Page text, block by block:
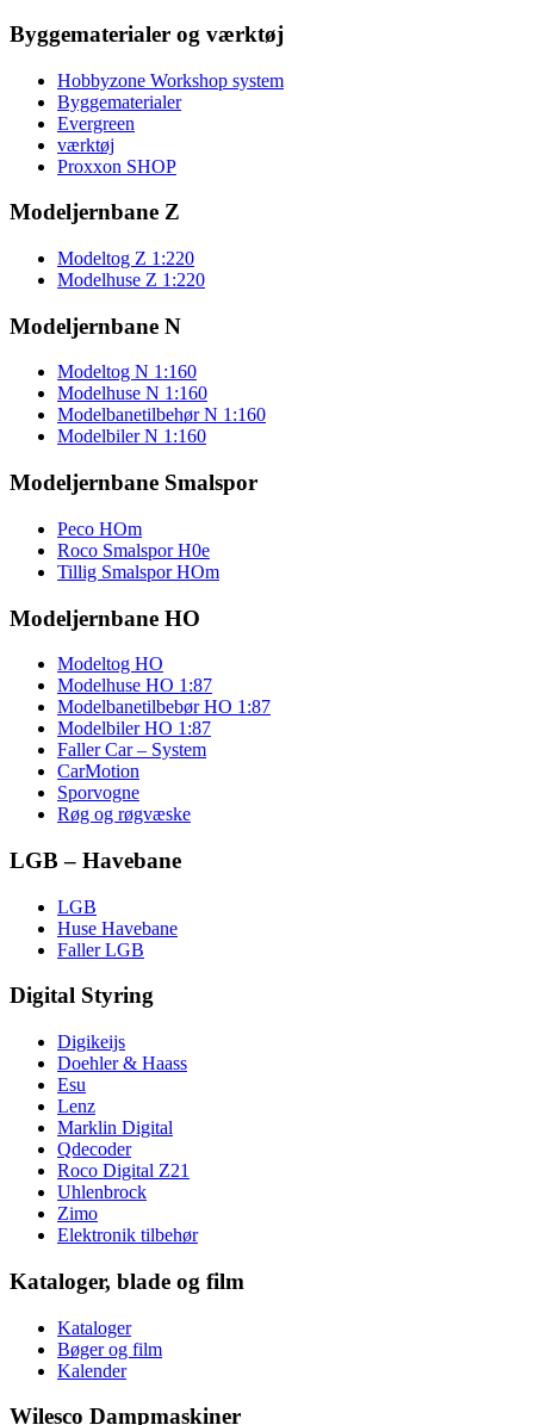
Byggematerialer og værktøj
Hobbyzone Workshop system
Byggematerialer
Evergreen
værktøj
Proxxon SHOP
Modeljernbane Z
Modeltog Z 1:220
Modelhuse Z 1:220
Modeljernbane N
Modeltog N 1:160
Modelhuse N 1:160
Modelbanetilbehør N 1:160
Modelbiler N 1:160
Modeljernbane Smalspor
Peco HOm
Roco Smalspor H0e
Tillig Smalspor HOm
Modeljernbane HO
Modeltog HO
Modelhuse HO 1:87
Modelbanetilbebør HO 1:87
Modelbiler HO 1:87
Faller Car – System
CarMotion
Sporvogne
Røg og røgvæske
LGB – Havebane
LGB
Huse Havebane
Faller LGB
Digital Styring
Digikeijs
Doehler & Haass
Esu
Lenz
Marklin Digital
Qdecoder
Roco Digital Z21
Uhlenbrock
Zimo
Elektronik tilbehør
Kataloger, blade og film
Kataloger
Bøger og film
Kalender
Wilesco Dampmaskiner